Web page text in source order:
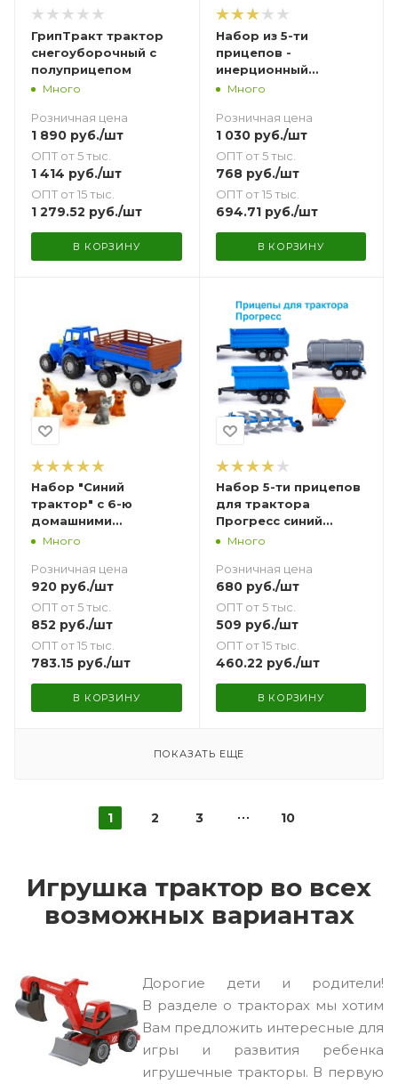
ГрипТракт трактор
снегоуборочный с
полуприцепом
Много
Розничная цена
1 890 руб./шт
ОПТ от 5 тыс.
1 414 руб./шт
ОПТ от 15 тыс.
1 279.52 руб./шт
В КОРЗИНУ
Набор из 5-ти
прицепов -
инерционный
трактор Прогресс
Много
Розничная цена
1 030руб./шт
ОПТ от 5 тыс.
768руб./шт
ОПТ от 15 тыс.
694.71руб./шт
В КОРЗИНУ
Набор "Синий
трактор" с 6-ю
домашними
животными
Много
Розничная цена
920 руб./шт
ОПТ от 5 тыс.
852 руб./шт
ОПТ от 15 тыс.
783.15 руб./шт
В КОРЗИНУ
Набор 5-ти прицепов
для трактора
Прогресс синий
Полесье
Много
Розничная цена
680руб./шт
ОПТ от 5 тыс.
509 руб./шт
ОПТ от 15 тыс.
460.22 руб./шт
В КОРЗИНУ
ПОКАЗАТЬ ЕЩЕ
1 2 3 10
Игрушка трактор во всех
возможных вариантах
Дорогие дети и родители!
В разделе о тракторах мы хотим
Вам предложить интересные для
игры и развития ребенка
игрушечные тракторы. В первую